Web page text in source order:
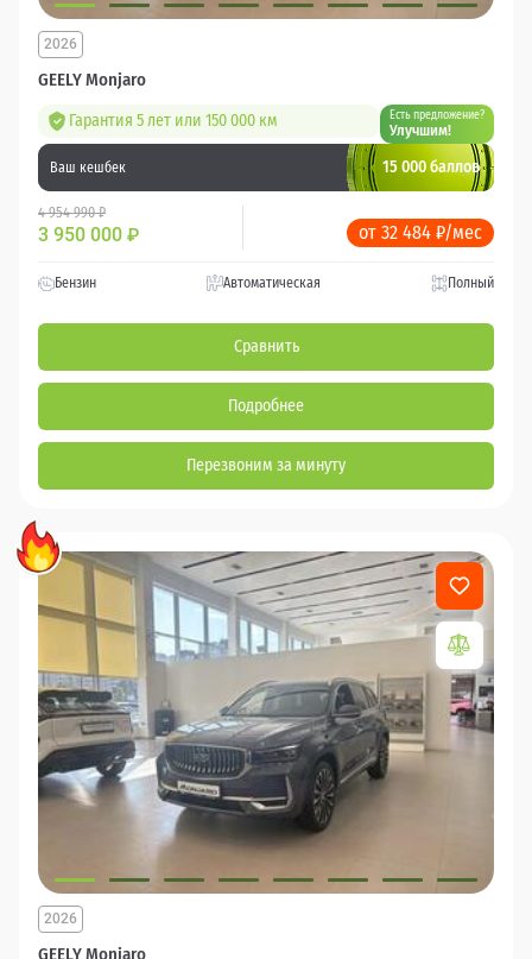
GEELY Monjaro
2026
Гарантия 5 лет или 150 000 км Есть предложение?
Улучшим!
Ваш кешбек 15 000 баллов
4 954 990 ₽
3 950 000 ₽ от 32 484 ₽/мес
Бензин Автоматическая Полный
Сравнить
Подробнее
Перезвоним за минуту
GEELY Monjaro
2026